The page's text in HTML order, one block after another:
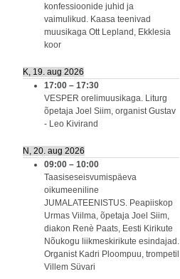
konfessioonide juhid ja
vaimulikud. Kaasa teenivad
muusikaga Ott Lepland, Ekklesia
koor
K, 19. aug 2026
17:00 – 17:30
VESPER orelimuusikaga. Liturg
õpetaja Joel Siim, organist Gustav
- Leo Kivirand
N, 20. aug 2026
09:00 – 10:00
Taasiseseisvumispäeva
oikumeeniline
JUMALATEENISTUS. Peapiiskop
Urmas Viilma, õpetaja Joel Siim,
diakon Renè Paats, Eesti Kirikute
Nõukogu liikmeskirikute esindajad.
Organist Kadri Ploompuu, trompetil
Villem Süvari